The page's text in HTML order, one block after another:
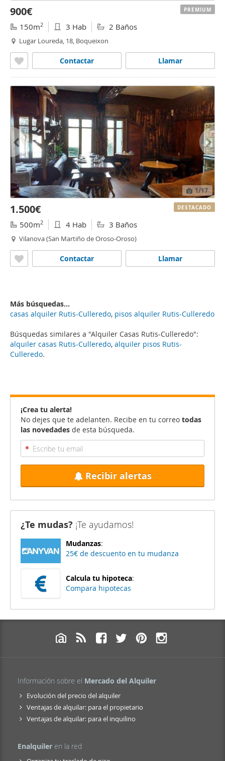
Búsquedas similares a "Alquiler Casas Rutis-Culleredo":
alquiler casas Rutis-Culleredo, alquiler pisos Rutis-
Culleredo.
900€
150m2 3 Hab 2 Baños
Lugar Loureda, 18, Boqueixon
Llamar
Contactar
PREMIUM
1/17
1.500€
500m2 4 Hab 3 Baños
Vilanova (San Martiño de Oroso-Oroso)
Llamar
Contactar
DESTACADO
Más búsquedas...
casas alquiler Rutis-Culleredo, pisos alquiler Rutis-Culleredo
¡Crea tu alerta!
No dejes que te adelanten. Recibe en tu correo todas
las novedades de esta búsqueda.
Recibir alertas
¿Te mudas? ¡Te ayudamos!
Mudanzas:
25€ de descuento en tu mudanza
Calcula tu hipoteca:
Compara hipotecas
Información sobre el Mercado del Alquiler
Evolución del precio del alquiler
Ventajas de alquilar: para el propietario
Ventajas de alquilar: para el inquilino
Enalquiler en la red